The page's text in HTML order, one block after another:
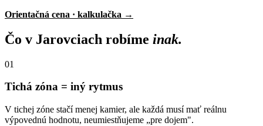
Orientačná cena · kalkulačka →
Čo v Jarovciach robíme inak.
01
Tichá zóna = iný rytmus
V tichej zóne stačí menej kamier, ale každá musí mať reálnu
výpovednú hodnotu, neumiestňujeme „pre dojem".